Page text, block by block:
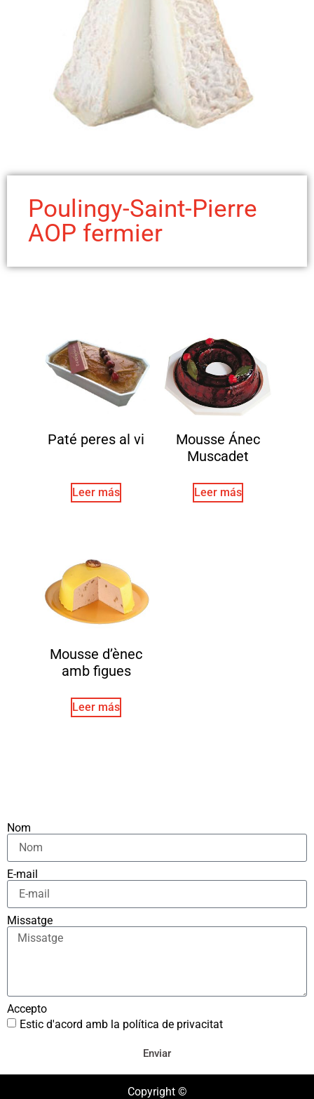
Poulingy-Saint-Pierre
AOP fermier
Paté peres al vi
Leer más
Mousse Ánec
Muscadet
Leer más
Mousse d’ènec
amb figues
Leer más
Nom
E-mail
Missatge
Accepto
Estic d'acord amb la política de privacitat
Enviar
Copyright ©